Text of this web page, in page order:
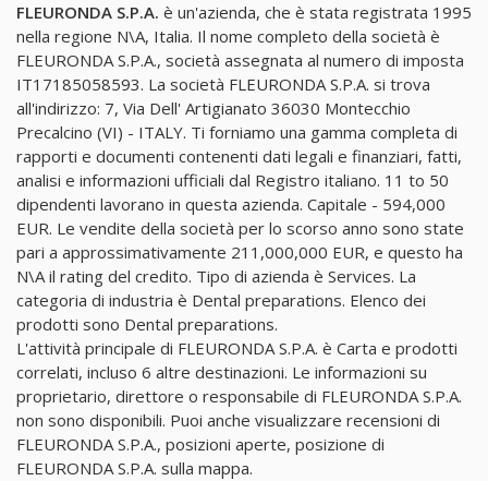
FLEURONDA S.P.A. è un'azienda, che è stata registrata 1995
nella regione N\A, Italia. Il nome completo della società è
FLEURONDA S.P.A., società assegnata al numero di imposta
IT17185058593. La società FLEURONDA S.P.A. si trova
all'indirizzo: 7, Via Dell' Artigianato 36030 Montecchio
Precalcino (VI) - ITALY. Ti forniamo una gamma completa di
rapporti e documenti contenenti dati legali e finanziari, fatti,
analisi e informazioni ufficiali dal Registro italiano. 11 to 50
dipendenti lavorano in questa azienda. Capitale - 594,000
EUR. Le vendite della società per lo scorso anno sono state
pari a approssimativamente 211,000,000 EUR, e questo ha
N\A il rating del credito. Tipo di azienda è Services. La
categoria di industria è Dental preparations. Elenco dei
prodotti sono Dental preparations.
L'attività principale di FLEURONDA S.P.A. è Carta e prodotti
correlati, incluso 6 altre destinazioni. Le informazioni su
proprietario, direttore o responsabile di FLEURONDA S.P.A.
non sono disponibili. Puoi anche visualizzare recensioni di
FLEURONDA S.P.A., posizioni aperte, posizione di
FLEURONDA S.P.A. sulla mappa.